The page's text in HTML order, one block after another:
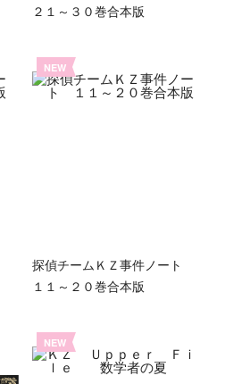
２１～３０巻合本版
NEW
探偵チームＫＺ事件ノート
１１～２０巻合本版
NEW